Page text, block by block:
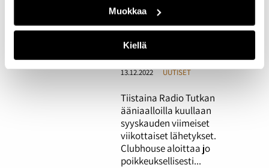
Muokkaa
Kiellä
Radio Tutkan
perinteinen
jouluspesiaali päättää
radion syyskauden
13.12.2022 UUTISET
Tiistaina Radio Tutkan
ääniaalloilla kuullaan
syyskauden viimeiset
viikottaiset lähetykset.
Clubhouse aloittaa jo
poikkeuksellisesti...